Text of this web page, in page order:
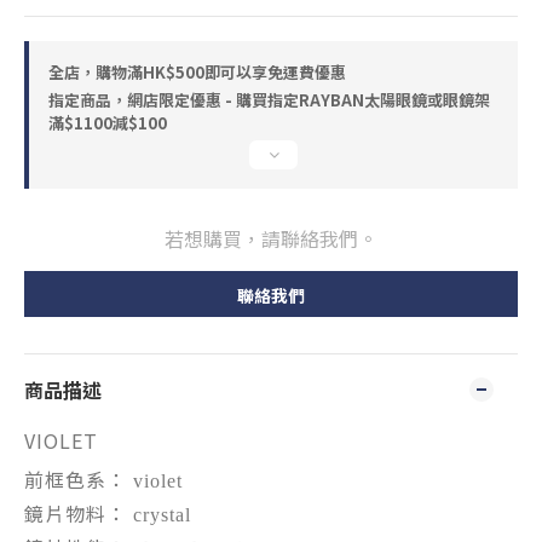
全店，購物滿HK$500即可以享免運費優惠
指定商品，網店限定優惠 - 購買指定RAYBAN太陽眼鏡或眼鏡架
滿$1100減$100
若想購買，請聯絡我們。
聯絡我們
商品描述
VIOLET
前框色系：
violet
鏡片物料： crystal